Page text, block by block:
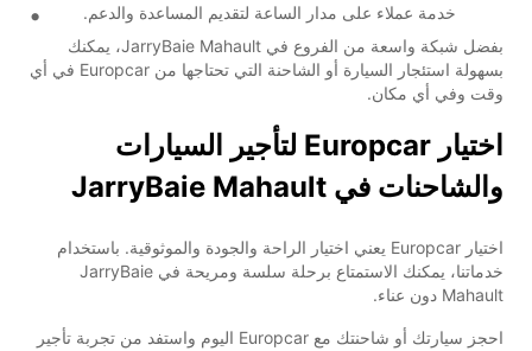
خدمة عملاء على مدار الساعة لتقديم المساعدة والدعم.
بفضل شبكة واسعة من الفروع في JarryBaie Mahault، يمكنك
بسهولة استئجار السيارة أو الشاحنة التي تحتاجها من Europcar في أي
وقت وفي أي مكان.
اختيار Europcar لتأجير السيارات
والشاحنات في JarryBaie Mahault
اختيار Europcar يعني اختيار الراحة والجودة والموثوقية. باستخدام
خدماتنا، يمكنك الاستمتاع برحلة سلسة ومريحة في JarryBaie
Mahault دون عناء.
احجز سيارتك أو شاحنتك مع Europcar اليوم واستفد من تجربة تأجير